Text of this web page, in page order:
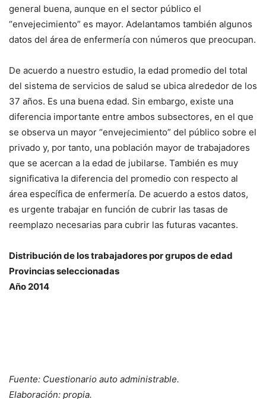
general buena, aunque en el sector público el
“envejecimiento” es mayor. Adelantamos también algunos
datos del área de enfermería con números que preocupan.
De acuerdo a nuestro estudio, la edad promedio del total
del sistema de servicios de salud se ubica alrededor de los
37 años. Es una buena edad. Sin embargo, existe una
diferencia importante entre ambos subsectores, en el que
se observa un mayor “envejecimiento” del público sobre el
privado y, por tanto, una población mayor de trabajadores
que se acercan a la edad de jubilarse. También es muy
significativa la diferencia del promedio con respecto al
área específica de enfermería. De acuerdo a estos datos,
es urgente trabajar en función de cubrir las tasas de
reemplazo necesarias para cubrir las futuras vacantes.
Distribución de los trabajadores por grupos de edad
Provincias seleccionadas
Año 2014
Fuente: Cuestionario auto administrable.
Elaboración: propia.